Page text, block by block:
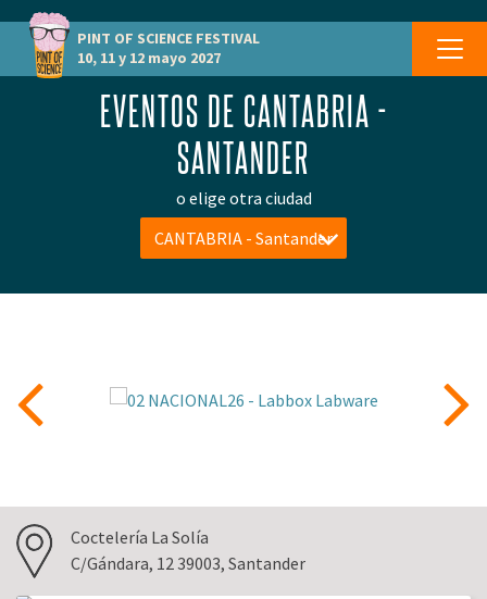
PINT OF SCIENCE FESTIVAL
10, 11 y 12 mayo 2027
EVENTOS DE CANTABRIA -
SANTANDER
o elige otra ciudad
CANTABRIA - Santander
Coctelería La Solía
C/Gándara, 12 39003, Santander